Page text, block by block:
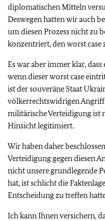
diplomatischen Mitteln
Deswegen hatten wir auch
um diesen Prozess nicht zu
konzentriert, den worst case
Es war aber immer klar,
wenn dieser worst case
ist der souveräne Staat
völkerrechtswidrigen
militärische Verteidigung ist
Hinsicht legitimiert.
Wir haben daher
Verteidigung gegen diesen
nicht unsere grundlegende
hat, ist schlicht die
Entscheidung zu treffen
Ich kann Ihnen versichern,